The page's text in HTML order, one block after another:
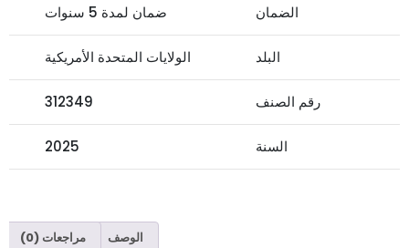
الضمان ضمان لمدة 5 سنوات
البلد الولايات المتحدة الأمريكية
رقم الصنف 312349
السنة 2025
الوصف مراجعات (0)